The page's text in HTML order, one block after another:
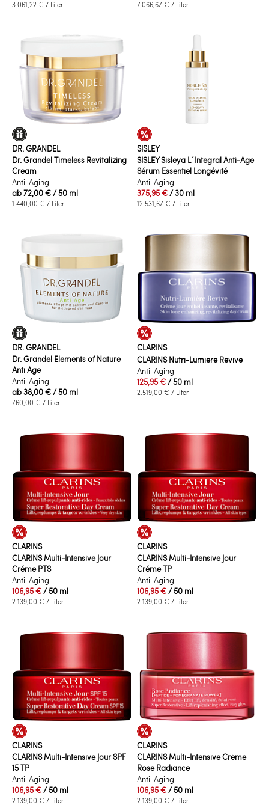
3.061,22 € / Liter 7.066,67 € / Liter
DR. GRANDEL
Dr. Grandel Timeless Revitalizing
Cream
Anti-Aging
ab72,00 €/ 50 ml
1.440,00 € / Liter
SISLEY
SISLEY Sisleya L´Integral Anti-Age
Sérum Essentiel Longévité
Anti-Aging
375,95 €/ 30 ml
12.531,67 € / Liter
DR. GRANDEL
Dr. Grandel Elements of Nature
Anti Age
Anti-Aging
ab38,00 €/ 50 ml
760,00 € / Liter
CLARINS
CLARINS Nutri-Lumiere Revive
Anti-Aging
125,95 €/ 50 ml
2.519,00 € / Liter
CLARINS
CLARINS Multi-Intensive Jour
Créme PTS
Anti-Aging
106,95 €/ 50 ml
2.139,00 € / Liter
CLARINS
CLARINS Multi-Intensive Jour
Créme TP
Anti-Aging
106,95 €/ 50 ml
2.139,00 € / Liter
CLARINS
CLARINS Multi-Intensive Jour SPF
15 TP
Anti-Aging
106,95 €/ 50 ml
2.139,00 € / Liter
CLARINS
CLARINS Multi-Intensive Crème
Rose Radiance
Anti-Aging
106,95 €/ 50 ml
2.139,00 € / Liter